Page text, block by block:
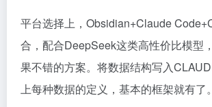
平台选择上，Obsidian+Claude
合，配合DeepSeek这类高性价比模型
果不错的方案。将数据结构写入
上每种数据的定义，基本的框架就有了。